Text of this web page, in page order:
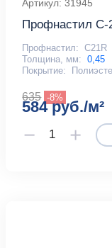
Артикул: 31945
Профнастил С-
Профнастил: С21R
Толщина, мм: 0,45
Покрытие:
635 -8%
584 руб./м²